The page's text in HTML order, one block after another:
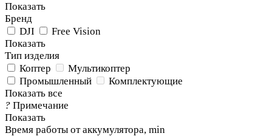
Показать
Бренд
DJI
Free Vision
Показать
Тип изделия
Коптер
Мультикоптер
Промышленный
Комплектующие
Показать все
? Примечание
Показать
Время работы от аккумулятора, min